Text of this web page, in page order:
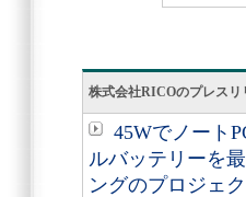
株式会社RICOのプレスリ
45Wでノート
ルバッテリーを
ングのプロジェ